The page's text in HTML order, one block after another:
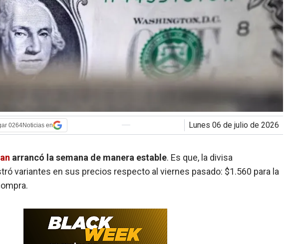
0264Noticias en lunes 06 de julio de 2026
arrancó la semana de manera estable. Es que, la divisa
variantes en sus precios respecto al viernes pasado: $1.560 para la